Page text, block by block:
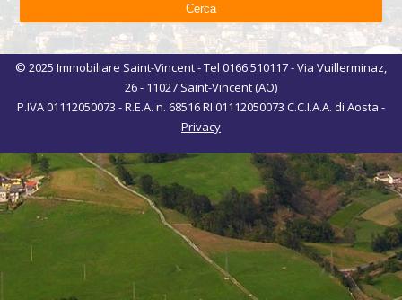
© 2025 Immobiliare Saint-Vincent - Tel 0166 510117 - Via Vuillerminaz,
26 - 11027 Saint-Vincent (AO)
P.IVA 01112050073 - R.E.A. n. 68516 RI 01112050073 C.C.I.A.A. di Aosta -
Privacy